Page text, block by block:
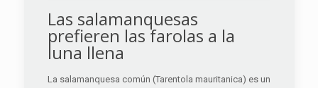
Las salamanquesas
prefieren las farolas a la
luna llena
La salamanquesa común (Tarentola mauritanica) es un